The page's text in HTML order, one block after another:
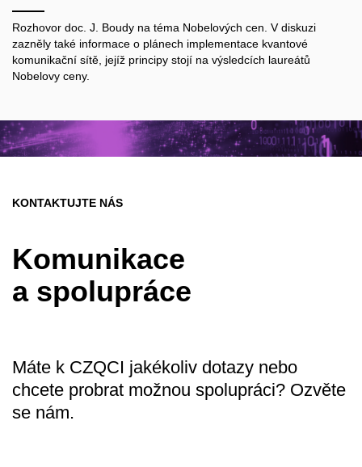
Rozhovor doc. J. Boudy na téma Nobelových cen. V diskuzi
zazněly také informace o plánech implementace kvantové
komunikační sítě, jejíž principy stojí na výsledcích laureátů
Nobelovy ceny.
KONTAKTUJTE NÁS
Komunikace
a spolupráce
Máte k CZQCI jakékoliv dotazy nebo
chcete probrat možnou spolupráci? Ozvěte
se nám.